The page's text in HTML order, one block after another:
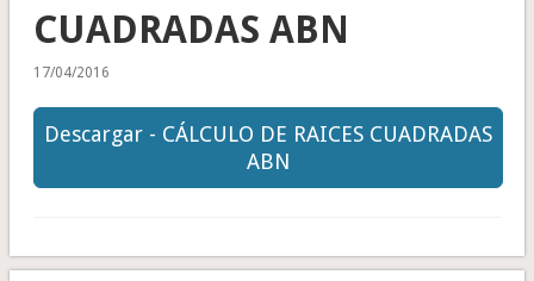
CUADRADAS ABN
17/04/2016
Descargar - CÁLCULO DE RAICES CUADRADAS
ABN